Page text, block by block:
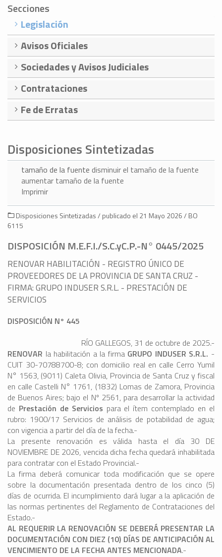
Secciones
Legislación
Avisos Oficiales
Sociedades y Avisos Judiciales
Contrataciones
Fe de Erratas
Disposiciones Sintetizadas
tamaño de la fuente disminuir el tamaño de la fuente
aumentar tamaño de la fuente
Imprimir
Disposiciones Sintetizadas / publicado el 21 Mayo 2026 / BO
6115
DISPOSICIÓN M.E.F.I./S.C.yC.P.-N° 0445/2025
RENOVAR HABILITACIÓN - REGISTRO ÚNICO DE
PROVEEDORES DE LA PROVINCIA DE SANTA CRUZ -
FIRMA: GRUPO INDUSER S.R.L. - PRESTACIÓN DE
SERVICIOS
DISPOSICIÓN N° 445
RÍO GALLEGOS, 31 de octubre de 2025.-
RENOVAR la habilitación a la firma GRUPO INDUSER S.R.L. -
CUIT 30-70788700-8; con domicilio real en calle Cerro Yumil
N° 1563, (9011) Caleta Olivia, Provincia de Santa Cruz y fiscal
en calle Castelli N° 1761, (1832) Lomas de Zamora, Provincia
de Buenos Aires; bajo el Nº 2561, para desarrollar la actividad
de Prestación de Servicios para el ítem contemplado en el
rubro: 1900/17 Servicios de análisis de potabilidad de agua;
con vigencia a partir del día de la fecha.-
La presente renovación es válida hasta el día 30 DE
NOVIEMBRE DE 2026, vencida dicha fecha quedará inhabilitada
para contratar con el Estado Provincial.-
La firma deberá comunicar toda modificación que se opere
sobre la documentación presentada dentro de los cinco (5)
días de ocurrida. El incumplimiento dará lugar a la aplicación de
las normas pertinentes del Reglamento de Contrataciones del
Estado.-
AL REQUERIR LA RENOVACIÓN SE DEBERÁ PRESENTAR LA
DOCUMENTACIÓN CON DIEZ (10) DÍAS DE ANTICIPACIÓN AL
VENCIMIENTO DE LA FECHA ANTES MENCIONADA.-